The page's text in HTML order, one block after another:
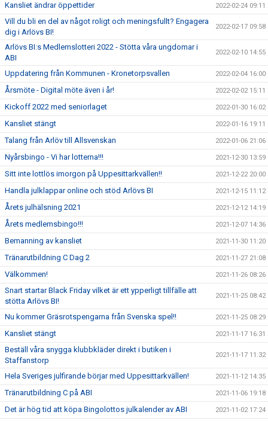
Kansliet ändrar öppettider 2022-02-24 09:11
Vill du bli en del av något roligt och meningsfullt? Engagera
dig i Arlövs BI!
2022-02-17 09:58
Arlövs BI:s Medlemslotteri 2022 - Stötta våra ungdomar i
ABI
2022-02-10 14:55
Uppdatering från Kommunen - Kronetorpsvallen 2022-02-04 16:00
Årsmöte - Digital möte även i år! 2022-02-02 15:11
Kickoff 2022 med seniorlaget 2022-01-30 16:02
Kansliet stängt 2022-01-16 19:11
Talang från Arlöv till Allsvenskan 2022-01-06 21:06
Nyårsbingo - Vi har lotterna!!! 2021-12-30 13:59
Sitt inte lottlös imorgon på Uppesittarkvällen!! 2021-12-22 20:00
Handla julklappar online och stöd Arlövs BI 2021-12-15 11:12
Årets julhälsning 2021 2021-12-12 14:19
Årets medlemsbingo!!! 2021-12-07 14:36
Bemanning av kansliet 2021-11-30 11:20
Tränarutbildning C Dag 2 2021-11-27 21:08
Välkommen! 2021-11-26 08:26
Snart startar Black Friday vilket är ett ypperligt tillfälle att
stötta Arlövs BI!
2021-11-25 08:42
Nu kommer Gräsrotspengarna från Svenska spel!! 2021-11-25 08:29
Kansliet stängt 2021-11-17 16:31
Beställ våra snygga klubbkläder direkt i butiken i
Staffanstorp
2021-11-17 11:32
Hela Sveriges julfirande börjar med Uppesittarkvällen! 2021-11-12 14:35
Tränarutbildning C på ABI 2021-11-06 19:18
Det är hög tid att köpa Bingolottos julkalender av ABI 2021-11-02 17:24